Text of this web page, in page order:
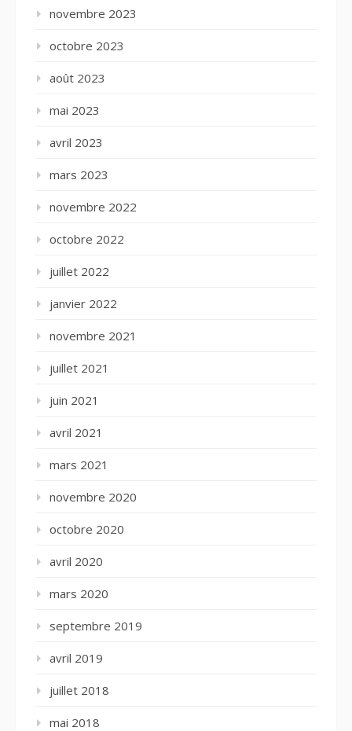
novembre 2023
octobre 2023
août 2023
mai 2023
avril 2023
mars 2023
novembre 2022
octobre 2022
juillet 2022
janvier 2022
novembre 2021
juillet 2021
juin 2021
avril 2021
mars 2021
novembre 2020
octobre 2020
avril 2020
mars 2020
septembre 2019
avril 2019
juillet 2018
mai 2018